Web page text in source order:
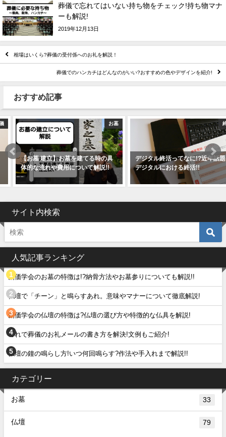
葬儀で忘れてはいない持ち物をチェック!持ち物マナ
ーも解説!
2019年12月13日
相場はいくら?葬儀の受付係へのお礼を解説！
葬儀でのハンカチはどんなのがいい?おすすめの色やデザインを紹介!
おすすめ記事
お墓
【お墓 建立】お墓を建てる時の具
体的な流れや費用について解説!!
終活
デジタル終活ってなに!?近年話題の
デジタルにおける終活!!
サイト内検索
人気記事ランキング
創価学会のお墓の特徴は!?納骨方法やお墓参りについても解説!!
仏壇で「チーン」と鳴らすあれ。意味やマナーについて徹底解説!
創価学会の仏壇の特徴は?仏壇の選び方や特徴的な仏具を解説!
これで葬儀のお礼メールの書き方を解決!文例もご紹介!
仏壇の鐘の鳴らし方!いつ何回鳴らす?作法や手入れまで解説!!
カテゴリー
お墓 33
仏壇 79